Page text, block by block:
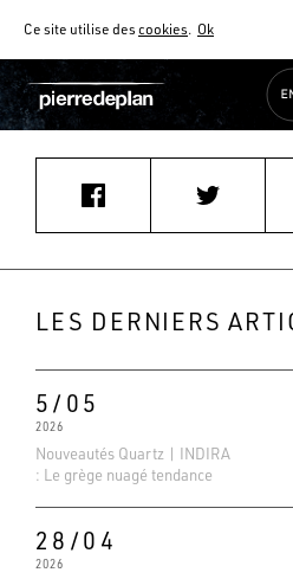
Ce site utilise descookies. Ok
AIDE AU CHOIX
Accueil Actualités CUISINES CHENEVAL
LES DERNIERS
5/05
2026
Nouveautés Quartz | INDIRA
: Le grège nuagé tendance
28/04
2026